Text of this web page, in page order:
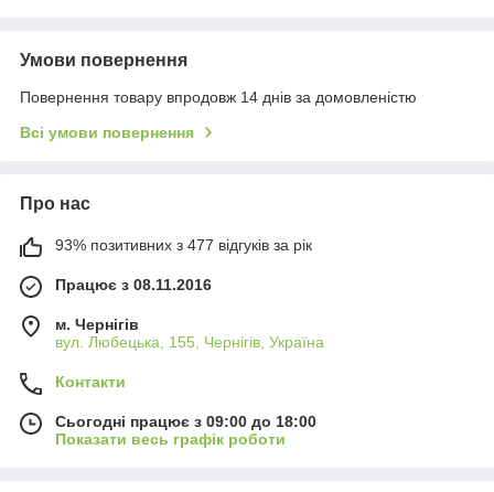
Умови повернення
Повернення товару впродовж 14 днів за домовленістю
Всі умови повернення
Про нас
93% позитивних з 477 відгуків за рік
Працює з 08.11.2016
м. Чернігів
вул. Любецька, 155, Чернігів, Україна
Контакти
Сьогодні працює з 09:00 до 18:00
Показати весь графік роботи